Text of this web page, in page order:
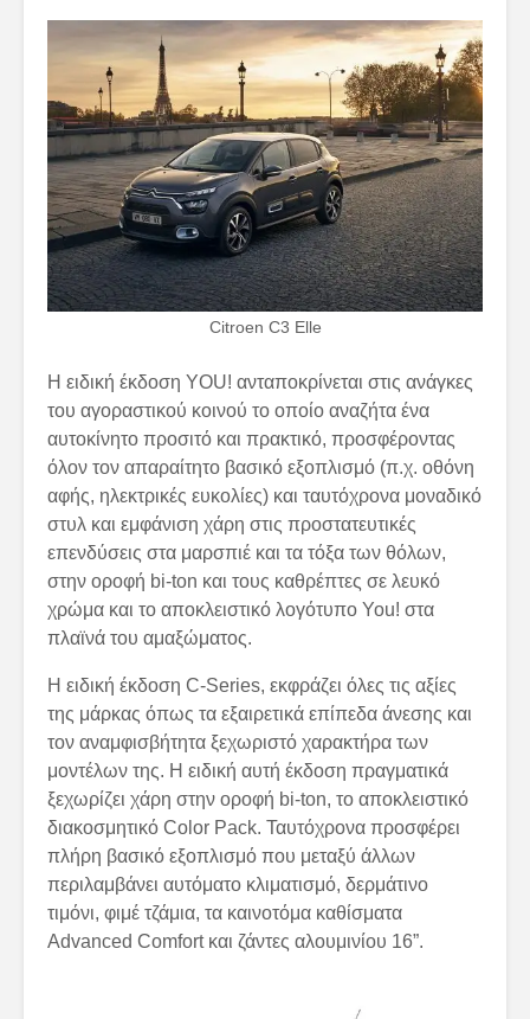
Citroen C3 Elle
Η ειδική έκδοση YOU! ανταποκρίνεται στις ανάγκες
του αγοραστικού κοινού το οποίο αναζήτα ένα
αυτοκίνητο προσιτό και πρακτικό, προσφέροντας
όλον τον απαραίτητο βασικό εξοπλισμό (π.χ. οθόνη
αφής, ηλεκτρικές ευκολίες) και ταυτόχρονα μοναδικό
στυλ και εμφάνιση χάρη στις προστατευτικές
επενδύσεις στα μαρσπιέ και τα τόξα των θόλων,
στην οροφή bi-ton και τους καθρέπτες σε λευκό
χρώμα και το αποκλειστικό λογότυπο You! στα
πλαϊνά του αμαξώματος.
Η ειδική έκδοση C-Series, εκφράζει όλες τις αξίες
της μάρκας όπως τα εξαιρετικά επίπεδα άνεσης και
τον αναμφισβήτητα ξεχωριστό χαρακτήρα των
μοντέλων της. Η ειδική αυτή έκδοση πραγματικά
ξεχωρίζει χάρη στην οροφή bi-ton, το αποκλειστικό
διακοσμητικό Color Pack. Ταυτόχρονα προσφέρει
πλήρη βασικό εξοπλισμό που μεταξύ άλλων
περιλαμβάνει αυτόματο κλιματισμό, δερμάτινο
τιμόνι, φιμέ τζάμια, τα καινοτόμα καθίσματα
Advanced Comfort και ζάντες αλουμινίου 16”.